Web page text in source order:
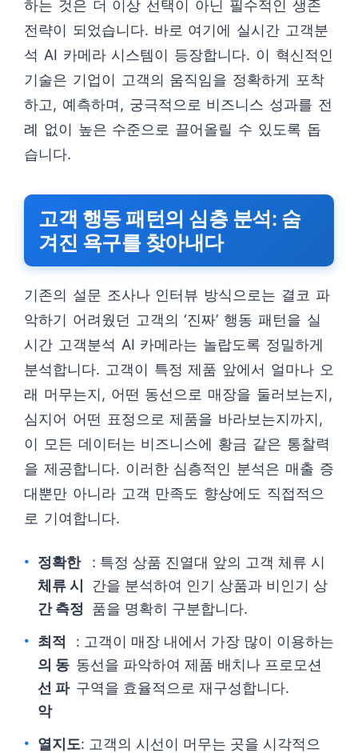
하는 것은 더 이상 선택이 아닌 필수적인 생존
전략이 되었습니다. 바로 여기에 실시간 고객분
석 AI 카메라 시스템이 등장합니다. 이 혁신적인
기술은 기업이 고객의 움직임을 정확하게 포착
하고, 예측하며, 궁극적으로 비즈니스 성과를 전
례 없이 높은 수준으로 끌어올릴 수 있도록 돕
습니다.
고객 행동 패턴의 심층 분석: 숨
겨진 욕구를 찾아내다
기존의 설문 조사나 인터뷰 방식으로는 결코 파
악하기 어려웠던 고객의 ‘진짜’ 행동 패턴을 실
시간 고객분석 AI 카메라는 놀랍도록 정밀하게
분석합니다. 고객이 특정 제품 앞에서 얼마나 오
래 머무는지, 어떤 동선으로 매장을 둘러보는지,
심지어 어떤 표정으로 제품을 바라보는지까지,
이 모든 데이터는 비즈니스에 황금 같은 통찰력
을 제공합니다. 이러한 심층적인 분석은 매출 증
대뿐만 아니라 고객 만족도 향상에도 직접적으
로 기여합니다.
정확한
체류 시
간 측정
: 특정 상품 진열대 앞의 고객 체류 시
간을 분석하여 인기 상품과 비인기 상
품을 명확히 구분합니다.
최적
의 동
선 파
악
: 고객이 매장 내에서 가장 많이 이용하는
동선을 파악하여 제품 배치나 프로모션
구역을 효율적으로 재구성합니다.
열지도: 고객의 시선이 머무는 곳을 시각적으